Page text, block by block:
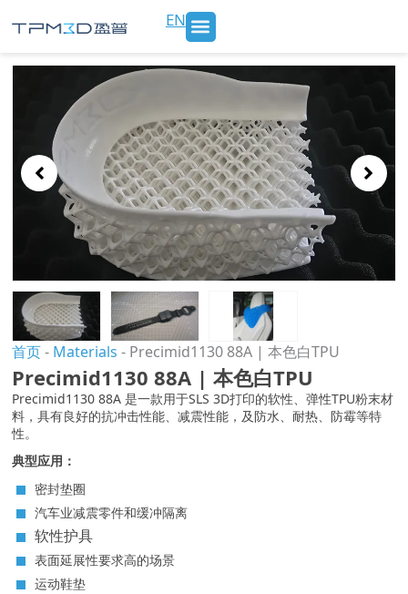
至
容
EN
首页- Materials - Precimid1130 88A | 本色白TPU
Precimid1130 88A | 本色白TPU
Precimid1130 88A 是一款用于SLS 3D打印的软性、弹性TPU粉末材
料，具有良好的抗冲击性能、减震性能，及防水、耐热、防霉等特
性。
典型应用：
密封垫圈
汽车业减震零件和缓冲隔离
软性护具
表面延展性要求高的场景
运动鞋垫